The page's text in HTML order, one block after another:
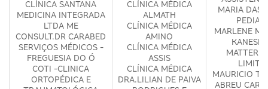
CLÍNICA SANTANA
MEDICINA INTEGRADA
LTDA ME
CONSULT.DR CARABED
SERVIÇOS MÉDICOS -
FREGUESIA DO Ó
COTI -CLINICA
ORTOPÉDICA E
CLÍNICA MÉDICA
ALMATH
CLÍNICA MÉDICA
AMINO
CLÍNICA MÉDICA
ASSIS
CLÍNICA MÉDICA
DRA.LILIAN DE PAIVA
MARIA DAS
MARLENE
MATTER
MAURICIO
ABREU